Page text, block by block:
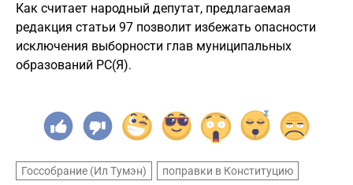
Как считает народный депутат, предлагаемая
редакция статьи 97 позволит избежать опасности
исключения выборности глав муниципальных
образований РС(Я).
Госсобрание (Ил Тумэн) поправки в Конституцию